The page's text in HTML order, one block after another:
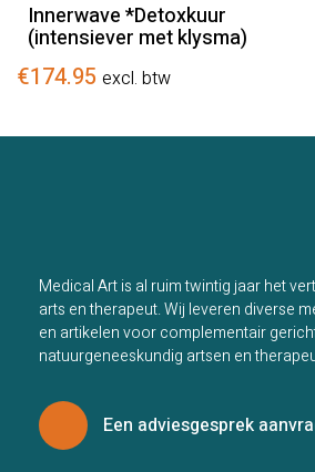
Innerwave *Detoxkuur
(intensiever met klysma)
€174.95 excl. btw
Medical Art is al ruim twintig jaar het
arts en therapeut. Wij leveren diverse
en artikelen voor complementair
natuurgeneeskundig artsen en
Een adviesgesprek